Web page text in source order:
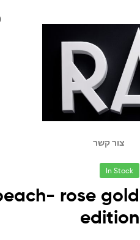
צור קשר
In Stock
rose gold
edition